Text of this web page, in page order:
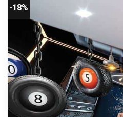
-18%